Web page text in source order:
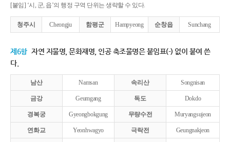
[붙임] ‘시, 군, 읍’의 행정 구역 단위는 생략할 수 있다.
청주시 Cheongju 함평군 Hampyeong 순창읍 Sunchang
제6항 자연 지물명, 문화재명, 인공 축조물명은 붙임표(-) 없이 붙여 쓴
다.
남산 Namsan 속리산 Songnisan
금강 Geumgang 독도 Dokdo
경복궁 Gyeongbokgung 무량수전 Muryangsujeon
연화교 Yeonhwagyo 극락전 Geungnakjeon